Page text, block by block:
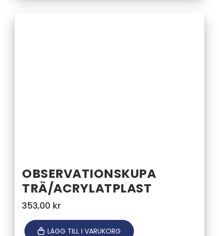
OBSERVATIONSKUPA
TRÄ/ACRYLATPLAST
353,00 kr
LÄGG TILL I VARUKORG